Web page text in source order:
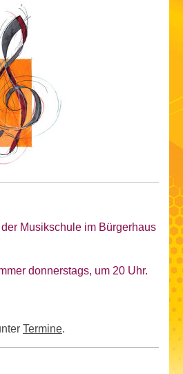
Musikschule im Bürgerhaus
donnerstags, um 20 Uhr.
Termine.